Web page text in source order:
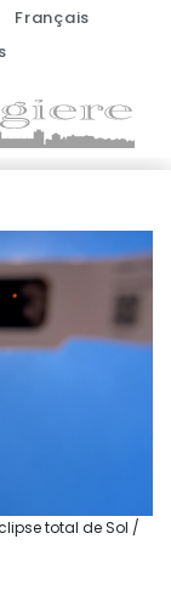
Français
total de Sol /